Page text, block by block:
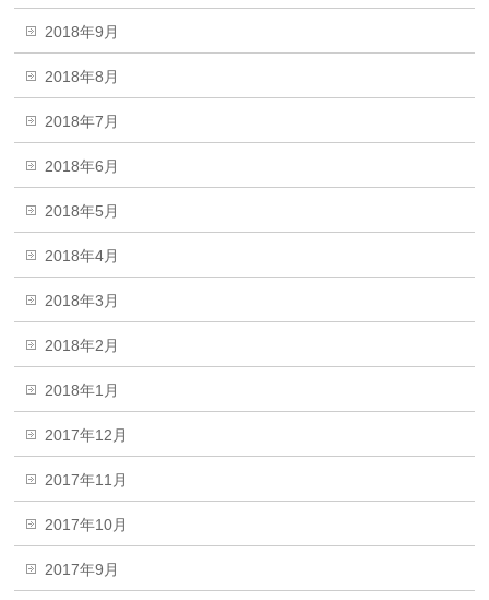
2018年9月
2018年8月
2018年7月
2018年6月
2018年5月
2018年4月
2018年3月
2018年2月
2018年1月
2017年12月
2017年11月
2017年10月
2017年9月